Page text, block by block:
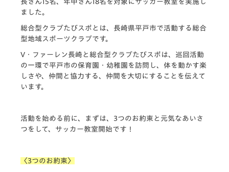
ました。
総合型クラブたびスポとは、長崎県平戸市で活動する総合
型地域スポーツクラブです。
V・ファーレン長崎と総合型クラブたびスポは、巡回活動
の一環で平戸市の保育園・幼稚園を訪問し、体を動かす楽
しさや、仲間と協力する、仲間を大切にすることを伝えて
います。
活動を始める前に、まずは、3つのお約束と元気なあいさ
つをして、サッカー教室開始です！
〈3つのお約束〉